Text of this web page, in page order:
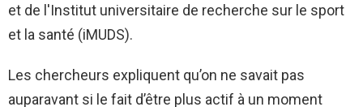
et de l'Institut universitaire de recherche sur le sport
et la santé (iMUDS).
Les chercheurs expliquent qu’on ne savait pas
auparavant si le fait d’être plus actif à un moment